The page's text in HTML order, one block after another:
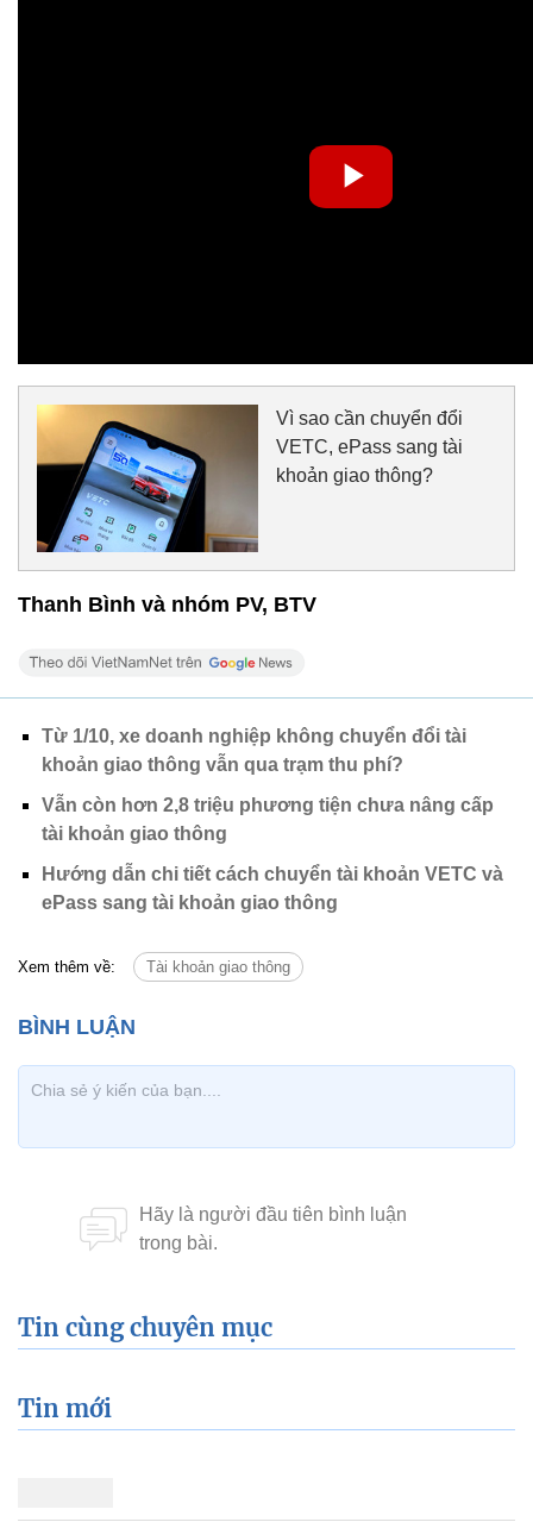
Vì sao cần chuyển đổi
VETC, ePass sang tài
khoản giao thông?
Thanh Bình và nhóm PV, BTV
Từ 1/10, xe doanh nghiệp không chuyển đổi tài
khoản giao thông vẫn qua trạm thu phí?
Vẫn còn hơn 2,8 triệu phương tiện chưa nâng cấp
tài khoản giao thông
Hướng dẫn chi tiết cách chuyển tài khoản VETC và
ePass sang tài khoản giao thông
Xem thêm về: Tài khoản giao thông
Tin cùng chuyên mục
Tin mới